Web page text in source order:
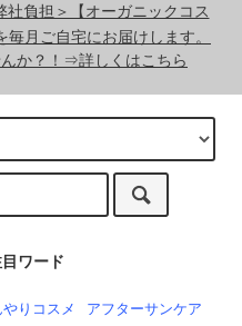
社負担＞【オーガニックコス
月ご自宅にお届けします。
か？！⇒詳しくはこちら
ワード
りコスメ
アフターサンケア